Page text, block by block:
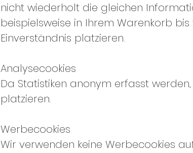
nicht wiederholt die gleichen
beispielsweise in Ihrem Warenkorb
Einverständnis platzieren.
Analysecookies
Da Statistiken anonym erfasst
platzieren.
Werbecookies
Wir verwenden keine Werbecookies